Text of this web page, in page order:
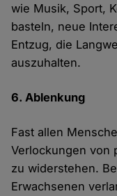
wie Musik, Sport,
basteln, neue
Entzug, die
auszuhalten.
6. Ablenkung
Fast allen
Verlockungen von
zu widerstehen.
Erwachsenen